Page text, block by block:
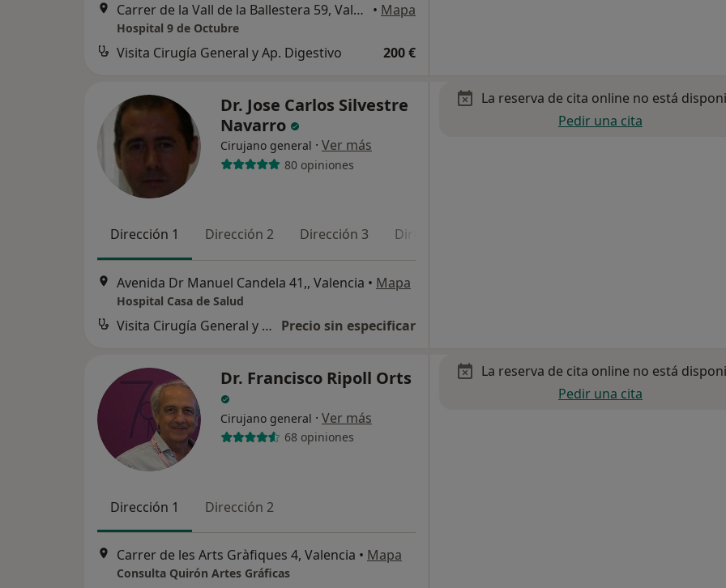
Carrer de la Vall de la Ballestera 59, Valencia • Mapa
Hospital 9 de Octubre
Visita Cirugía General y Ap. Digestivo 200 €
Dr. Jose Carlos Silvestre
Navarro
Cirujano general · Ver más
80 opiniones
Dirección 1 Dirección 2 Dirección 3 Dirección 4
Avenida Dr Manuel Candela 41,, Valencia • Mapa
Hospital Casa de Salud
Visita Cirugía General y Ap. Digestivo Precio sin especificar
La reserva de cita online no está
Pedir una cita
Dr. Francisco Ripoll Orts
Cirujano general · Ver más
68 opiniones
Dirección 1 Dirección 2
Carrer de les Arts Gràfiques 4, Valencia • Mapa
Consulta Quirón Artes Gráficas
La reserva de cita online no está
Pedir una cita